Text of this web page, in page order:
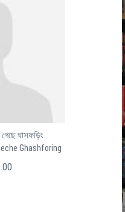
ঘাসফড়িং
Ghashforing